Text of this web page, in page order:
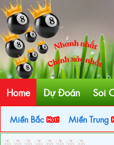
Home Dự Đoán Soi
Miền Bắc Miền Trung